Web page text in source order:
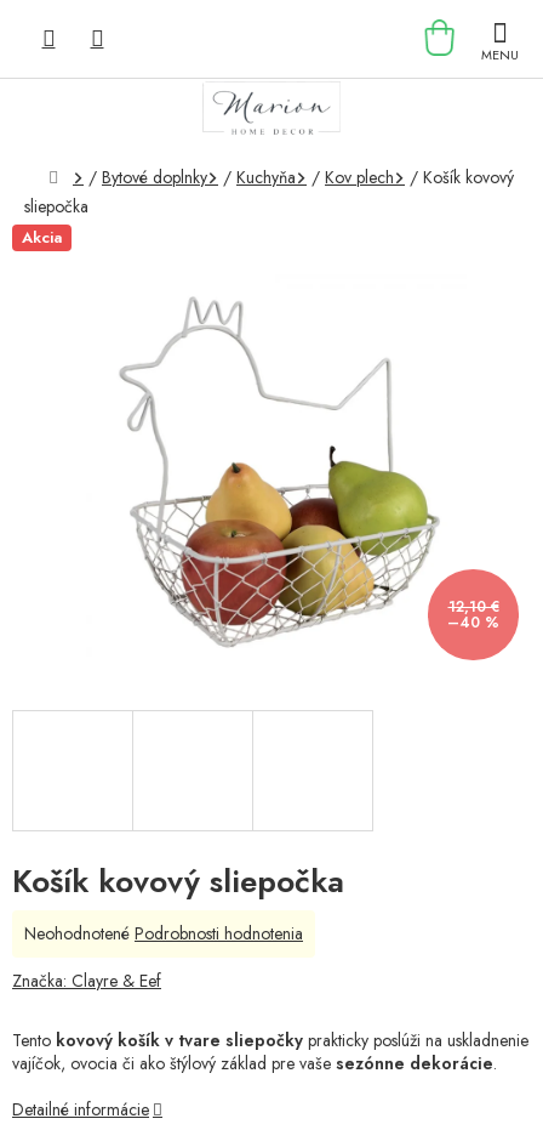
KOŠÍK
Domov
/ Bytové doplnky / Kuchyňa / Kov plech / Košík kovový
sliepočka
Akcia
12,10 €
–40 %
Košík kovový sliepočka
Tento kovový košík v tvare sliepočky prakticky poslúži na uskladnenie
vajíčok, ovocia či ako štýlový základ pre vaše sezónne dekorácie.
Detailné informácie
Priemerné
produktu
z
5
Neohodnotené Podrobnosti hodnotenia
Značka: Clayre & Eef